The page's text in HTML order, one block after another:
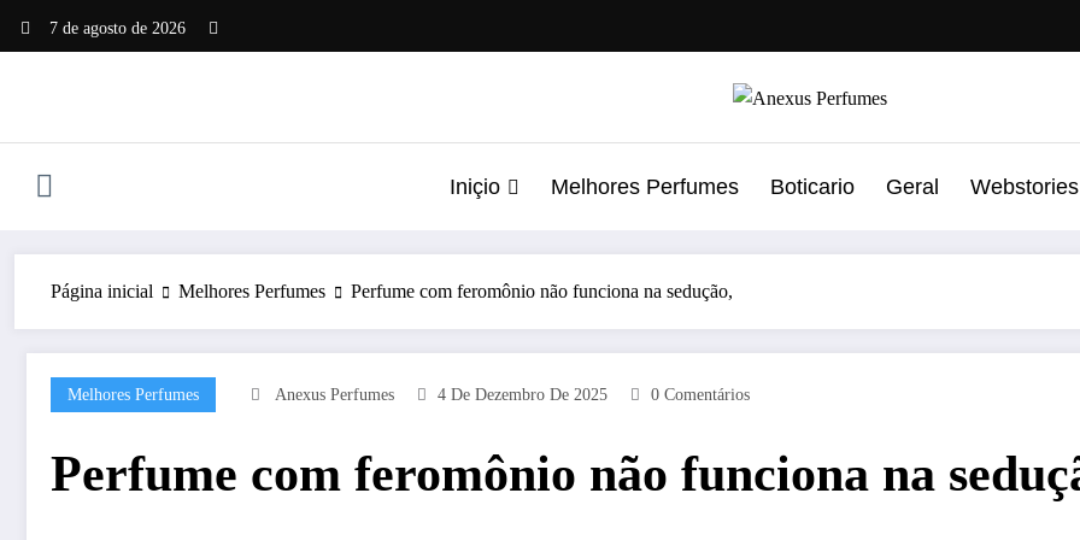
7 de agosto de 2026
Iniçio Melhores Perfumes Boticario Geral Webstories
Página inicial Melhores Perfumes Perfume com feromônio não funciona na sedução,
Melhores Perfumes Anexus Perfumes 4 De Dezembro De 2025 0 Comentários
Perfume com feromônio não funciona na